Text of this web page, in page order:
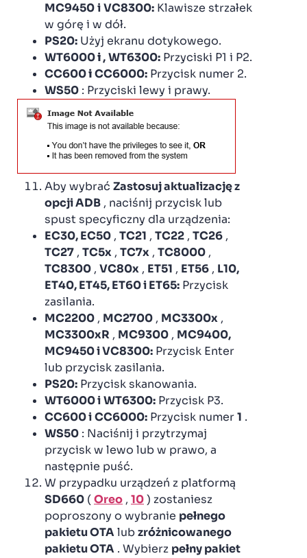
MC9450iVC8300: Klawisze strzałek
w górę i w dół.
PS20: Użyj ekranu dotykowego.
WT6000i,WT6300: Przyciski P1 i P2.
CC600iCC6000: Przycisk numer 2.
WS50 : Przyciski lewy i prawy.
Aby wybrać Zastosuj aktualizację z
opcji ADB , naciśnij przycisk lub
spust specyficzny dla urządzenia:
EC30, EC50 , TC21 , TC22 , TC26 ,
TC27 , TC5x , TC7x , TC8000 ,
TC8300 , VC80x , ET51 , ET56 , L10,
ET40, ET45, ET60 i ET65: Przycisk
zasilania.
MC2200 , MC2700 , MC3300x ,
MC3300xR , MC9300 , MC9400,
MC9450 i VC8300: Przycisk Enter
lub przycisk zasilania.
PS20: Przycisk skanowania.
WT6000 iWT6300: Przycisk P3.
CC600 iCC6000: Przycisk numer1 .
WS50 : Naciśnij i przytrzymaj
przycisk w lewo lub w prawo, a
następnie puść.
W przypadku urządzeń z platformą
SD660 (Oreo , 10) zostaniesz
poproszony o wybranie pełnego
pakietu OTAlubzróżnicowanego
pakietu OTA . Wybierz pełny pakiet